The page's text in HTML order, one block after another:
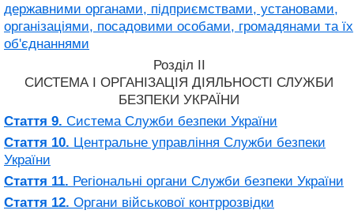
державними органами, підприємствами, установами,
організаціями, посадовими особами, громадянами та їх
об'єднаннями
Розділ II
СИСТЕМА І ОРГАНІЗАЦІЯ ДІЯЛЬНОСТІ СЛУЖБИ
БЕЗПЕКИ УКРАЇНИ
Стаття 9. Система Служби безпеки України
Стаття 10. Центральне управління Служби безпеки
України
Стаття 11. Регіональні органи Служби безпеки України
Стаття 12. Органи військової контррозвідки